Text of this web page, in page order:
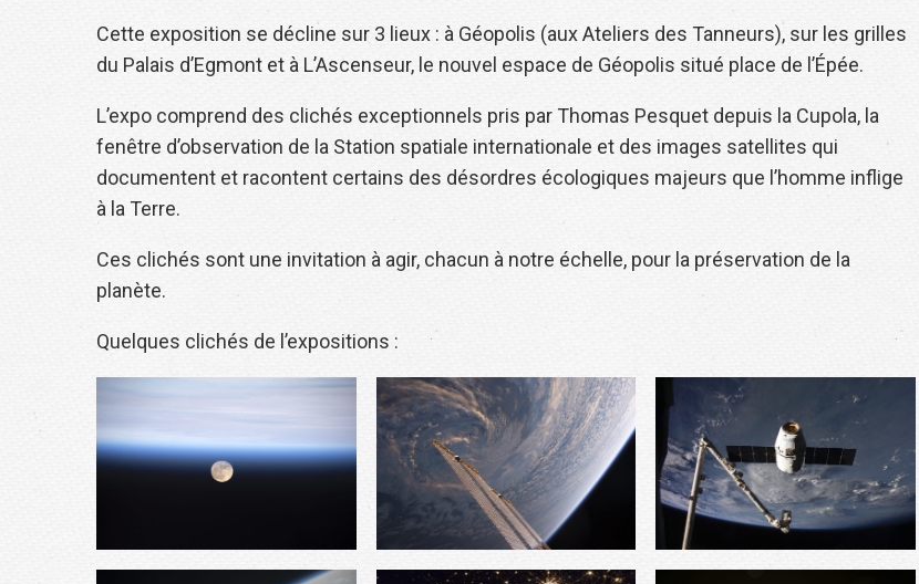
Cette exposition se décline sur 3 lieux : à Géopolis (aux Ateliers des Tanneurs), sur les grilles
du Palais d’Egmont et à L’Ascenseur, le nouvel espace de Géopolis situé place de l’Épée.
L’expo comprend des clichés exceptionnels pris par Thomas Pesquet depuis la Cupola, la
fenêtre d’observation de la Station spatiale internationale et des images satellites qui
documentent et racontent certains des désordres écologiques majeurs que l’homme inflige
à la Terre.
Ces clichés sont une invitation à agir, chacun à notre échelle, pour la préservation de la
planète.
Quelques clichés de l’expositions :